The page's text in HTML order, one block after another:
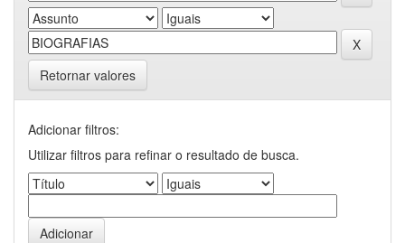
Retornar valores
Adicionar filtros:
Utilizar filtros para refinar o resultado de busca.